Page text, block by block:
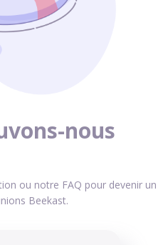
nous
ou notre FAQ pour devenir un
Beekast.